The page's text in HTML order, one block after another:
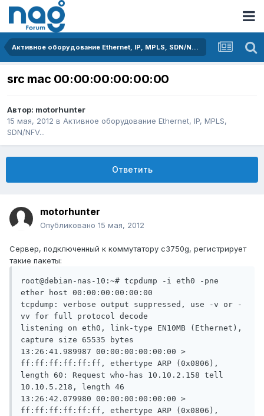
Активное оборудование Ethernet, IP, MPLS, SDN/NFV...
src mac 00:00:00:00:00:00
Автор: motorhunter
15 мая, 2012 в Активное оборудование Ethernet, IP, MPLS,
SDN/NFV...
Ответить
motorhunter
Опубликовано 15 мая, 2012
Сервер, подключенный к коммутатору c3750g, регистрирует
такие пакеты:
root@debian-nas-10:~# tcpdump -i eth0 -pne
ether host 00:00:00:00:00:00
tcpdump: verbose output suppressed, use -v or -
vv for full protocol decode
listening on eth0, link-type EN10MB (Ethernet),
capture size 65535 bytes
13:26:41.989987 00:00:00:00:00:00 >
ff:ff:ff:ff:ff:ff, ethertype ARP (0x0806),
length 60: Request who-has 10.10.2.158 tell
10.10.5.218, length 46
13:26:42.079980 00:00:00:00:00:00 >
ff:ff:ff:ff:ff:ff, ethertype ARP (0x0806),